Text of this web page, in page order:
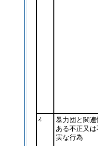
4
暴力団と関連
ある不正又は
実な行為